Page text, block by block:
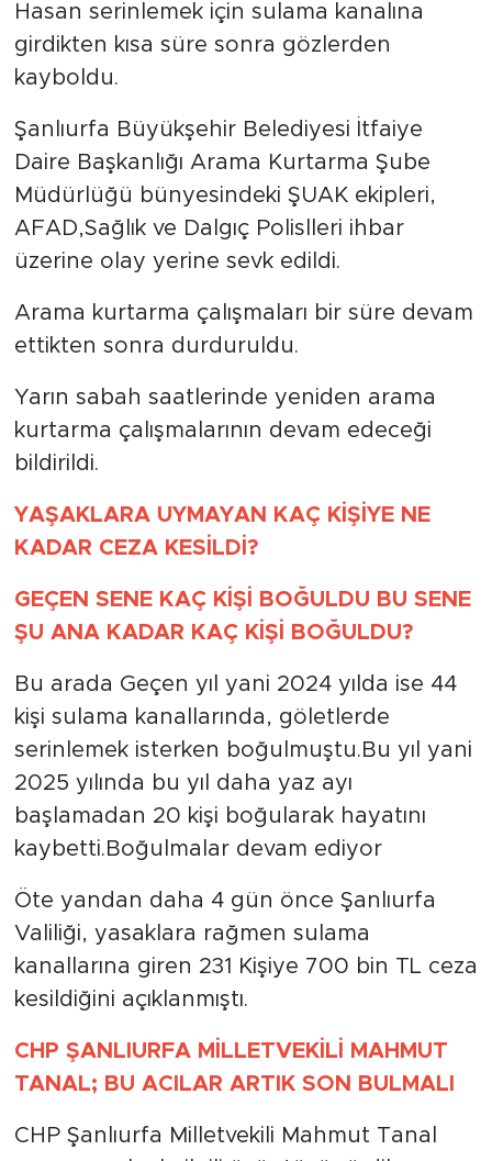
Hasan serinlemek için sulama kanalına
girdikten kısa süre sonra gözlerden
kayboldu.
Şanlıurfa Büyükşehir Belediyesi İtfaiye
Daire Başkanlığı Arama Kurtarma Şube
Müdürlüğü bünyesindeki ŞUAK ekipleri,
AFAD,Sağlık ve Dalgıç Polislleri ihbar
üzerine olay yerine sevk edildi.
Arama kurtarma çalışmaları bir süre devam
ettikten sonra durduruldu.
Yarın sabah saatlerinde yeniden arama
kurtarma çalışmalarının devam edeceği
bildirildi.
YAŞAKLARA UYMAYAN KAÇ KİŞİYE NE
KADAR CEZA KESİLDİ?
GEÇEN SENE KAÇ KİŞİ BOĞULDU BU SENE
ŞU ANA KADAR KAÇ KİŞİ BOĞULDU?
Bu arada Geçen yıl yani 2024 yılda ise 44
kişi sulama kanallarında, göletlerde
serinlemek isterken boğulmuştu.Bu yıl yani
2025 yılında bu yıl daha yaz ayı
başlamadan 20 kişi boğularak hayatını
kaybetti.Boğulmalar devam ediyor
Öte yandan daha 4 gün önce Şanlıurfa
Valiliği, yasaklara rağmen sulama
kanallarına giren 231 Kişiye 700 bin TL ceza
kesildiğini açıklanmıştı.
CHP ŞANLIURFA MİLLETVEKİLİ MAHMUT
TANAL; BU ACILAR ARTIK SON BULMALI
CHP Şanlıurfa Milletvekili Mahmut Tanal